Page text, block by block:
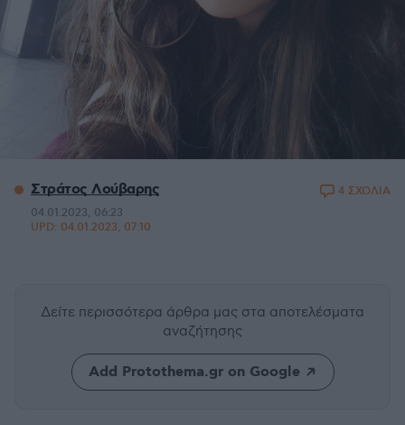
Στράτος Λούβαρης
04.01.2023, 06:23
UPD: 04.01.2023, 07:10
4 ΣΧΟΛΙΑ
Δείτε περισσότερα άρθρα μας στα αποτελέσματα
αναζήτησης
Add Protothema.gr on Google